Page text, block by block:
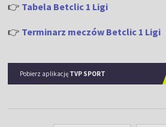
👉 Tabela Betclic 1 Ligi
👉 Terminarz meczów Betclic 1 Ligi
Pobierz aplikację TVP SPORT